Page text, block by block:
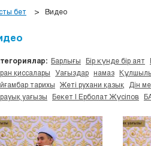
бет Видео
Барлығы Бір күнде бір аят
қиссалары
Уағыздар намаз
тарихы
Жеті рухани қазық Дін
уағызы
Бекет | Ерболат Жүсіпов